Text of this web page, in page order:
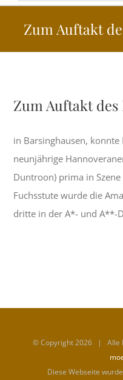
Zum Auftakt
Zum Auftakt
in Barsinghausen,
neunjährige
Duntroon) prima in
Fuchsstute wurde die
dritte in der A*- und A**-
© Copyright2026 | Alle
Diese Webseite